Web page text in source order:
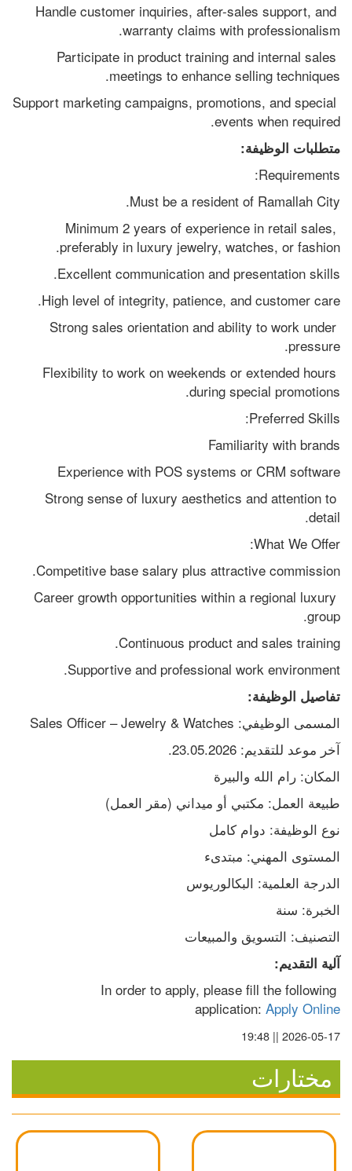
Handle customer inquiries, after-sales support, and
warranty claims with professionalism.
Participate in product training and internal sales
meetings to enhance selling techniques.
Support marketing campaigns, promotions, and special
events when required.
متطلبات الوظيفة:
Requirements:
Must be a resident of Ramallah City.
Minimum 2 years of experience in retail sales,
preferably in luxury jewelry, watches, or fashion.
Excellent communication and presentation skills.
High level of integrity, patience, and customer care.
Strong sales orientation and ability to work under
pressure.
Flexibility to work on weekends or extended hours
during special promotions.
Preferred Skills:
Familiarity with brands
Experience with POS systems or CRM software
Strong sense of luxury aesthetics and attention to
detail.
What We Offer:
Competitive base salary plus attractive commission.
Career growth opportunities within a regional luxury
group.
Continuous product and sales training.
Supportive and professional work environment.
تفاصيل الوظيفة:
المسمى الوظيفي: Sales Officer – Jewelry & Watches
آخر موعد للتقديم: 23.05.2026.
المكان: رام الله والبيرة
طبيعة العمل: مكتبي أو ميداني (مقر العمل)
نوع الوظيفة: دوام كامل
المستوى المهني: مبتدىء
الدرجة العلمية: البكالوريوس
الخبرة: سنة
التصنيف: التسويق والمبيعات
آلية التقديم:
In order to apply, please fill the following
application: Apply Online
2026-05-17 || 19:48
مختارات